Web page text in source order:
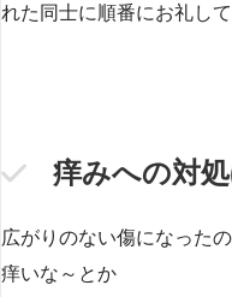
れた同士に順番にお礼し
痒みへの対
広がりのない傷になったの
痒いな～とか